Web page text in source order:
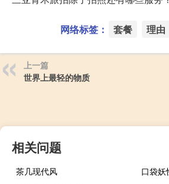
网络标签： 套餐 理由
上一篇
世界上最轻的物质
相关问题
茶几现代风